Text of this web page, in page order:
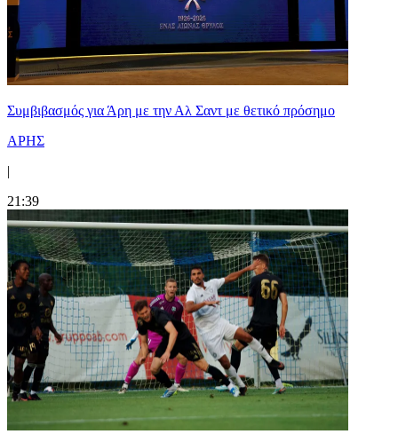
Συμβιβασμός για Άρη με την Αλ Σαντ με θετικό πρόσημο
ΑΡΗΣ
|
21:39